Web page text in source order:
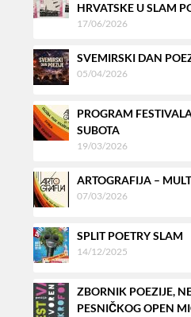
HRVATSKE U SLAM
17/06/2026
SVEMIRSKI DAN
05/04/2026
PROGRAM
SUBOTA
19/03/2026
ARTOGRAFIJA –
07/03/2026
SPLIT POETRY SLAM
14/12/2025
ZBORNIK POEZIJE,
PESNIČKOG OPEN